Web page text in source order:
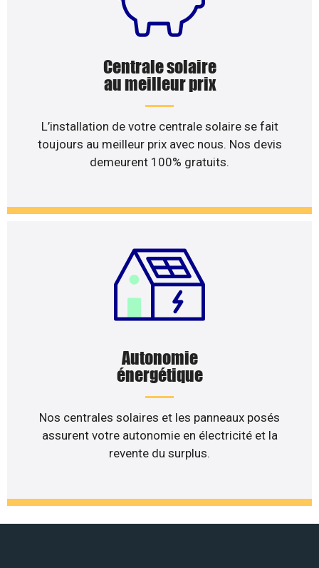
Centrale solaire
au meilleur prix
L’installation de votre centrale solaire se fait
toujours au meilleur prix avec nous. Nos devis
demeurent 100% gratuits.
Autonomie
énergétique
Nos centrales solaires et les panneaux posés
assurent votre autonomie en électricité et la
revente du surplus.